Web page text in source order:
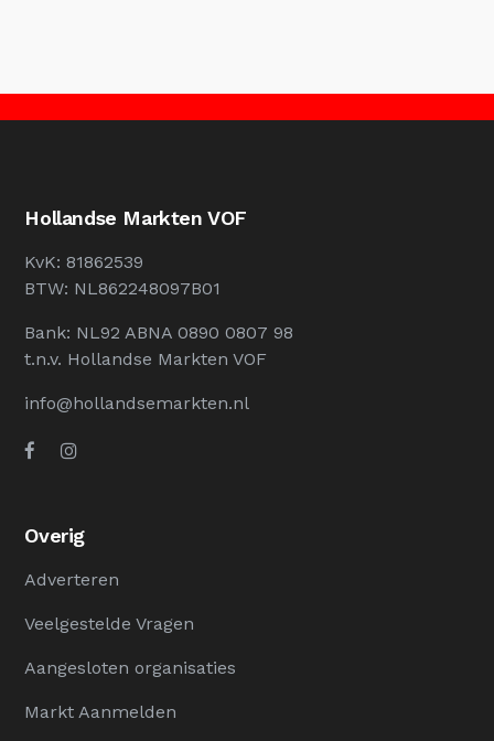
Hollandse Markten VOF
KvK: 81862539
BTW: NL862248097B01
Bank: NL92 ABNA 0890 0807 98
t.n.v. Hollandse Markten VOF
info@hollandsemarkten.nl
Overig
Adverteren
Veelgestelde Vragen
Aangesloten organisaties
Markt Aanmelden